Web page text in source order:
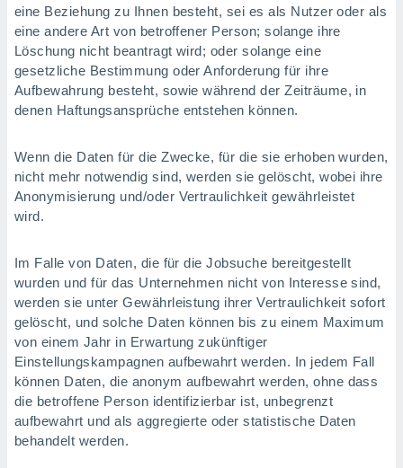
eine Beziehung zu Ihnen besteht, sei es als Nutzer oder als
eine andere Art von betroffener Person; solange ihre
Löschung nicht beantragt wird; oder solange eine
gesetzliche Bestimmung oder Anforderung für ihre
Aufbewahrung besteht, sowie während der Zeiträume, in
denen Haftungsansprüche entstehen können.
Wenn die Daten für die Zwecke, für die sie erhoben wurden,
nicht mehr notwendig sind, werden sie gelöscht, wobei ihre
Anonymisierung und/oder Vertraulichkeit gewährleistet
wird.
Im Falle von Daten, die für die Jobsuche bereitgestellt
wurden und für das Unternehmen nicht von Interesse sind,
werden sie unter Gewährleistung ihrer Vertraulichkeit sofort
gelöscht, und solche Daten können bis zu einem Maximum
von einem Jahr in Erwartung zukünftiger
Einstellungskampagnen aufbewahrt werden. In jedem Fall
können Daten, die anonym aufbewahrt werden, ohne dass
die betroffene Person identifizierbar ist, unbegrenzt
aufbewahrt und als aggregierte oder statistische Daten
behandelt werden.